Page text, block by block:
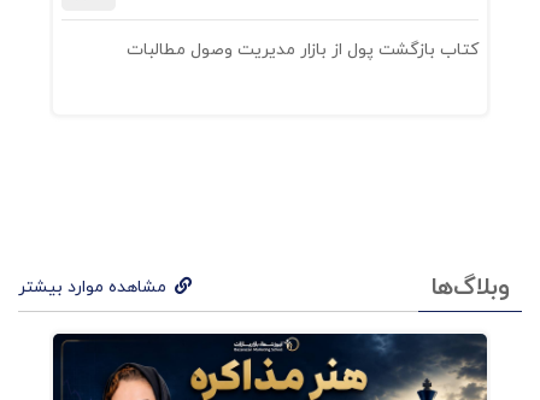
کتاب بازگشت پول از بازار مدیریت وصول مطالبات
وبلاگ‌ها مشاهده موارد بیشتر